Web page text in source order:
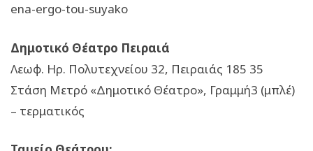
ena-ergo-tou-suyako
Δημοτικό Θέατρο Πειραιά
Λεωφ. Ηρ. Πολυτεχνείου 32, Πειραιάς 185 35
Στάση Μετρό «Δημοτικό Θέατρο», Γραμμή3 (μπλέ)
– τερματικός